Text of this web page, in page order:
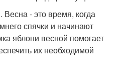
Весна - это время, когда
спячки и начинают
яблони весной помогает
их необходимой